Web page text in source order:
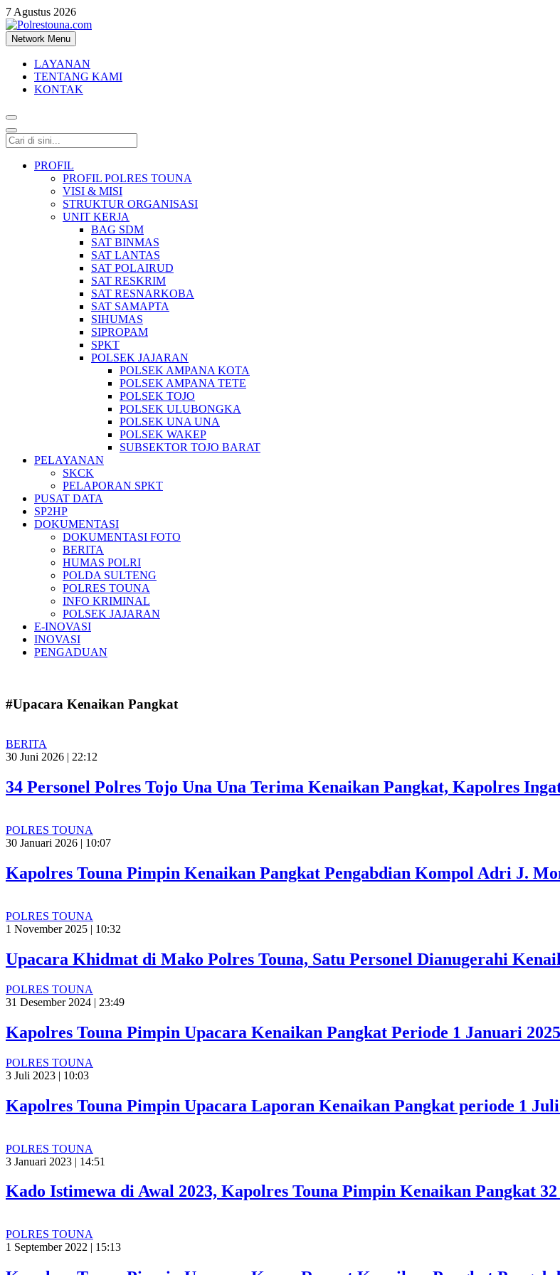
7 Agustus 2026
Polrestouna.com
Informasi Layanan Publik
Network Menu
LAYANAN
TENTANG KAMI
KONTAK
PROFIL
PROFIL POLRES TOUNA
VISI & MISI
STRUKTUR ORGANISASI
UNIT KERJA
BAG SDM
SAT BINMAS
SAT LANTAS
SAT POLAIRUD
SAT RESKRIM
SAT RESNARKOBA
SAT SAMAPTA
SIHUMAS
SIPROPAM
SPKT
POLSEK JAJARAN
POLSEK AMPANA KOTA
POLSEK AMPANA TETE
POLSEK TOJO
POLSEK ULUBONGKA
POLSEK UNA UNA
POLSEK WAKEP
SUBSEKTOR TOJO BARAT
PELAYANAN
SKCK
PELAPORAN SPKT
PUSAT DATA
SP2HP
DOKUMENTASI
DOKUMENTASI FOTO
BERITA
HUMAS POLRI
POLDA SULTENG
POLRES TOUNA
INFO KRIMINAL
POLSEK JAJARAN
E-INOVASI
INOVASI
PENGADUAN
#Upacara Kenaikan Pangkat
BERITA
30 Juni 2026 | 22:12
34 Personel Polres Tojo Una Una Terima Kenaikan Pangkat, Kapolres
POLRES TOUNA
30 Januari 2026 | 10:07
Kapolres Touna Pimpin Kenaikan Pangkat Pengabdian Kompol Adri J.
POLRES TOUNA
1 November 2025 | 10:32
Upacara Khidmat di Mako Polres Touna, Satu Personel Dianugerahi
POLRES TOUNA
31 Desember 2024 | 23:49
Kapolres Touna Pimpin Upacara Kenaikan Pangkat Periode 1 Januari 2025
POLRES TOUNA
3 Juli 2023 | 10:03
Kapolres Touna Pimpin Upacara Laporan Kenaikan Pangkat periode 1 Juli
POLRES TOUNA
3 Januari 2023 | 14:51
Kado Istimewa di Awal 2023, Kapolres Touna Pimpin Kenaikan Pangkat
POLRES TOUNA
1 September 2022 | 15:13